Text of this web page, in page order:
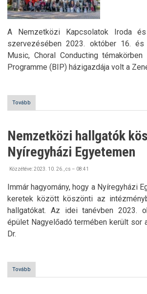
A Nemzetközi Kapcsolatok Iroda
szervezésében 2023. október 16. és
Music, Choral Conducting
Programme (BIP) házigazdája volt a
Tovább
Intensive
Nemzetközi hallgatók
Nyíregyházi Egyetemen
Közzétéve:2023. 10. 26., cs – 08:41
Immár hagyomány, hogy a Nyíregyházi
keretek között köszönti az
hallgatókat. Az idei tanévben 2023.
épület Nagyelőadó termében került sor
Dr.
Tovább
hallgatók